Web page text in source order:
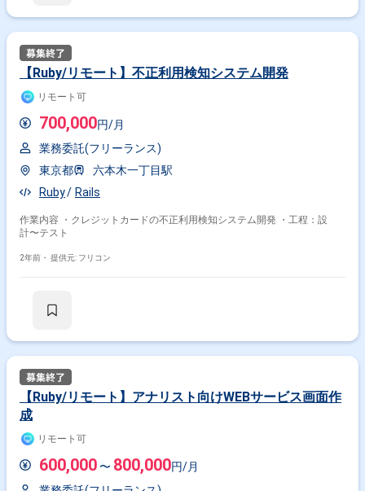
【Ruby/リモート】不正利用検知システム開発
リモート可
700,000円/月
業務委託(フリーランス)
東京都
六本木一丁目駅
Ruby
Rails
作業内容 ・クレジットカードの不正利用検知システム開発 ・工程：設
計〜テスト
2年前・ 提供元: フリコン
【Ruby/リモート】アナリスト向けWEBサービス画面作
成
リモート可
600,000 〜 800,000円/月